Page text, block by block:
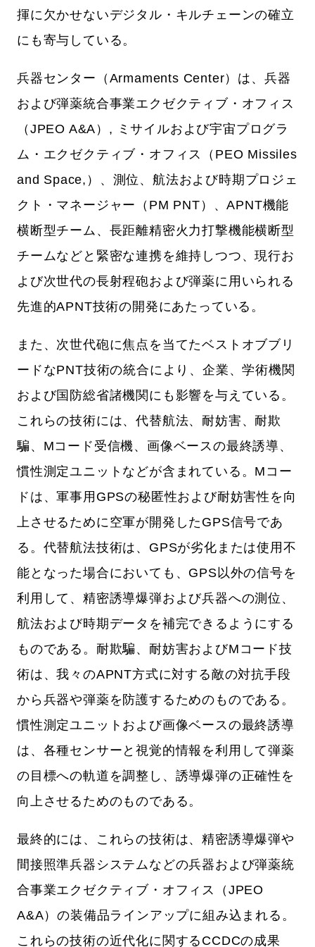
揮に欠かせないデジタル・キルチェーンの確立
にも寄与している。
兵器センター（Armaments Center）は、兵器
および弾薬統合事業エクゼクティブ・オフィス
（JPEO A&A）, ミサイルおよび宇宙プログラ
ム・エクゼクティブ・オフィス（PEO Missiles
and Space,）、測位、航法および時期プロジェ
クト・マネージャー（PM PNT）、APNT機能
横断型チーム、長距離精密火力打撃機能横断型
チームなどと緊密な連携を維持しつつ、現行お
よび次世代の長射程砲および弾薬に用いられる
先進的APNT技術の開発にあたっている。
また、次世代砲に焦点を当てたベストオブブリ
ードなPNT技術の統合により、企業、学術機関
および国防総省諸機関にも影響を与えている。
これらの技術には、代替航法、耐妨害、耐欺
騙、Mコード受信機、画像ベースの最終誘導、
慣性測定ユニットなどが含まれている。Mコー
ドは、軍事用GPSの秘匿性および耐妨害性を向
上させるために空軍が開発したGPS信号であ
る。代替航法技術は、GPSが劣化または使用不
能となった場合においても、GPS以外の信号を
利用して、精密誘導爆弾および兵器への測位、
航法および時期データを補完できるようにする
ものである。耐欺騙、耐妨害およびMコード技
術は、我々のAPNT方式に対する敵の対抗手段
から兵器や弾薬を防護するためのものである。
慣性測定ユニットおよび画像ベースの最終誘導
は、各種センサーと視覚的情報を利用して弾薬
の目標への軌道を調整し、誘導爆弾の正確性を
向上させるためのものである。
最終的には、これらの技術は、精密誘導爆弾や
間接照準兵器システムなどの兵器および弾薬統
合事業エクゼクティブ・オフィス（JPEO
A&A）の装備品ラインアップに組み込まれる。
これらの技術の近代化に関するCCDCの成果